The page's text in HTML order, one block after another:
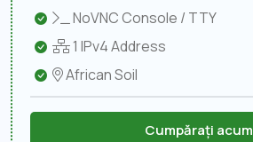
NoVNC Console / TTY
1 IPv4 Address
African Soil
Cumpărați acum